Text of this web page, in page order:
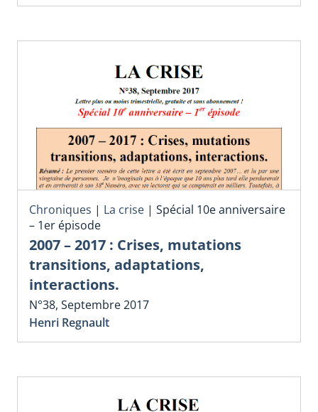
Chroniques | La crise | Spécial 10e anniversaire
– 1er épisode
2007 – 2017 : Crises, mutations
transitions, adaptations,
interactions.
N°38, Septembre 2017
Henri Regnault